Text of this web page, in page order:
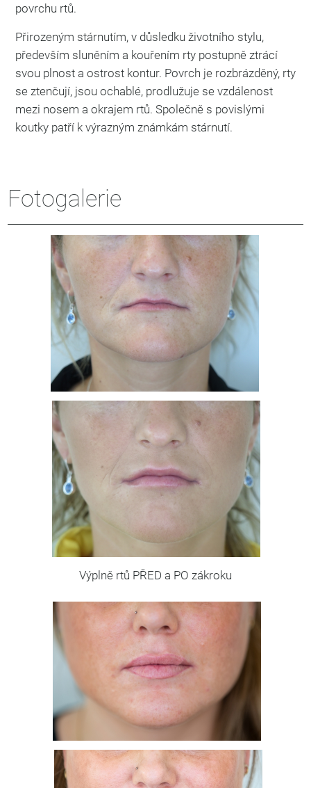
povrchu rtů.
Přirozeným stárnutím, v důsledku životního stylu,
především sluněním a kouřením rty postupně ztrácí
svou plnost a ostrost kontur. Povrch je rozbrázděný, rty
se ztenčují, jsou ochablé, prodlužuje se vzdálenost
mezi nosem a okrajem rtů. Společně s povislými
koutky patří k výrazným známkám stárnutí.
Fotogalerie
Výplně rtů PŘED a PO zákroku